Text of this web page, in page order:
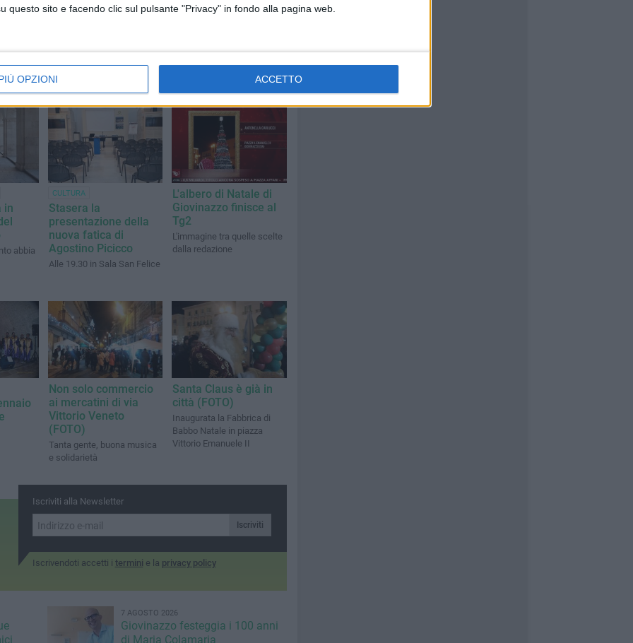
questo sito e facendo clic sul pulsante "Privacy" in fondo alla pagina web.
OPZIONI ACCETTO
in
abbia
CULTURA
Stasera la
presentazione della
nuova fatica di
Agostino Picicco
Alle 19.30 in Sala San Felice
L'albero di Natale di
Giovinazzo finisce al
Tg2
L'immagine tra quelle scelte
dalla redazione
Non solo commercio
ai mercatini di via
Vittorio Veneto
(FOTO)
Tanta gente, buona musica
e solidarietà
Santa Claus è già in
città (FOTO)
Inaugurata la Fabbrica di
Babbo Natale in piazza
Vittorio Emanuele II
Iscriviti alla Newsletter
Iscriviti
Iscrivendoti accetti i termini e la privacy policy
7 AGOSTO 2026
Giovinazzo festeggia i 100 anni
di Maria Colamaria